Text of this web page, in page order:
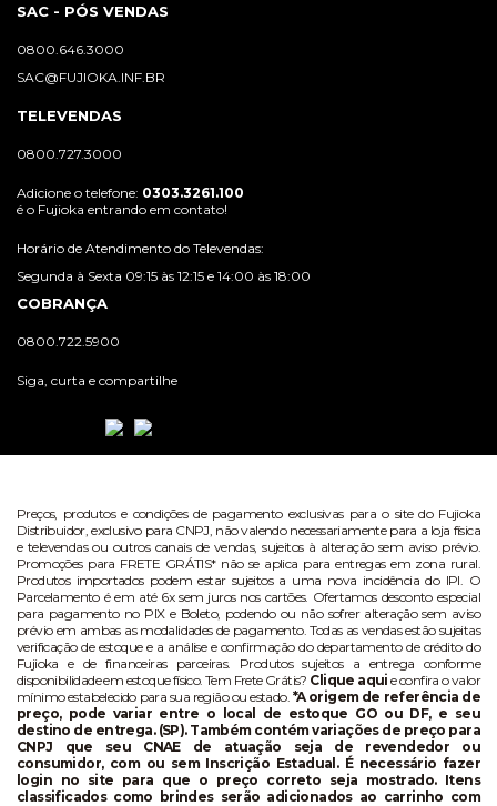
SAC - PÓS VENDAS
0800.646.3000
SAC@FUJIOKA.INF.BR
TELEVENDAS
0800.727.3000
Adicione o telefone: 0303.3261.100
é o Fujioka entrando em contato!
Horário de Atendimento do Televendas:
Segunda à Sexta 09:15 às 12:15 e 14:00 às 18:00
COBRANÇA
0800.722.5900
Siga, curta e compartilhe
Preços, produtos e condições de pagamento exclusivas para o site do Fujioka
Distribuidor, exclusivo para CNPJ, não valendo necessariamente para a loja física
e televendas ou outros canais de vendas, sujeitos à alteração sem aviso prévio.
Promoções para FRETE GRÁTIS* não se aplica para entregas em zona rural.
Produtos importados podem estar sujeitos a uma nova incidência do IPI. O
Parcelamento é em até 6x sem juros nos cartões. Ofertamos desconto especial
para pagamento no PIX e Boleto, podendo ou não sofrer alteração sem aviso
prévio em ambas as modalidades de pagamento. Todas as vendas estão sujeitas
verificação de estoque e a análise e confirmação do departamento de crédito do
Fujioka e de financeiras parceiras. Produtos sujeitos a entrega conforme
disponibilidade em estoque físico. Tem Frete Grátis? Clique aqui e confira o valor
mínimo estabelecido para sua região ou estado. *A origem de referência de
preço, pode variar entre o local de estoque GO ou DF, e seu
destino de entrega. (SP). Também contém variações de preço para
CNPJ que seu CNAE de atuação seja de revendedor ou
consumidor, com ou sem Inscrição Estadual. É necessário fazer
login no site para que o preço correto seja mostrado. Itens
classificados como brindes serão adicionados ao carrinho com